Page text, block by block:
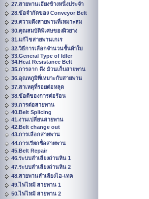
27.สายพานเอียงข้างหนึ่งประจำ
28.ข้อจำกัดของ Conveyor Belt
29.ความตึงสายพานที่เหมาะสม
30.คุณสมบัติพิเศษของผิวยาง
31.แก้ไขสายพานเกเร
32.วิธีการเลือกจำนวนชั้นผ้าใบ
33.General Type of Idler
34.Heat Resistance Belt
35.การลาก ดึง ม้วนเก็บสายพาน
36.อุณหภูมิที่เหมาะกับสายพาน
37.สาเหตุที่รอยต่อหลุด
38.ข้อดีของการต่อร้อน
39.การต่อสายพาน
40.Belt Splicing
41.งานเปลี่ยนสายพาน
42.Belt change out
43.การเลือกสายพาน
44.การเรียกชื่อสายพาน
45.Belt Repair
46.ระบบลำเลียงถ่านหิน 1
47.ระบบลำเลียงถ่านหิน 2
48.สายพานลำเลียงไฮ-เทค
49.ไฟไหม้ สายพาน 1
50.ไฟไหม้ สายพาน 2